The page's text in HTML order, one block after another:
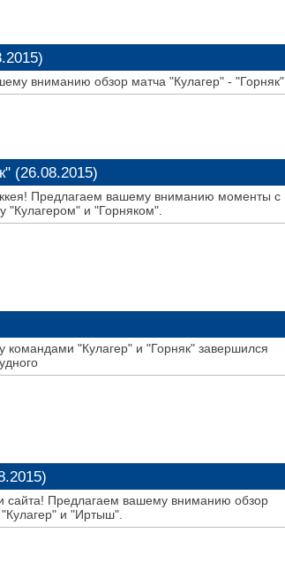
вниманию обзор матча "Кулагер" - "Горняк".
(26.08.2015)
Предлагаем вашему вниманию моменты с
и "Горняком".
"Кулагер" и "Горняк" завершился
сайта! Предлагаем вашему вниманию обзор
и "Иртыш".